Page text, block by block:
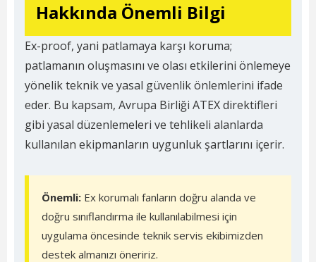
Hakkında Önemli Bilgi
Ex-proof, yani patlamaya karşı koruma;
patlamanın oluşmasını ve olası etkilerini önlemeye
yönelik teknik ve yasal güvenlik önlemlerini ifade
eder. Bu kapsam, Avrupa Birliği ATEX direktifleri
gibi yasal düzenlemeleri ve tehlikeli alanlarda
kullanılan ekipmanların uygunluk şartlarını içerir.
Önemli: Ex korumalı fanların doğru alanda ve
doğru sınıflandırma ile kullanılabilmesi için
uygulama öncesinde teknik servis ekibimizden
destek almanızı öneririz.